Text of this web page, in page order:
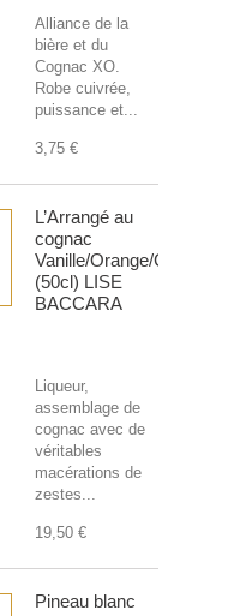
Alliance de la
bière et du
Cognac XO.
Robe cuivrée,
puissance et...
3,75 €
L’Arrangé au
cognac
Vanille/Orange/Cannelle
(50cl) LISE
BACCARA
Liqueur,
assemblage de
cognac avec de
véritables
macérations de
zestes...
19,50 €
Pineau blanc